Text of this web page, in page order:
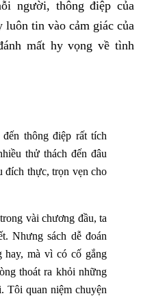
người, thông điệp của
luôn tin vào cảm giác của
mất hy vọng về tình
đến thông điệp rất tích
thử thách đến đâu
đích thực, trọn vẹn cho
vài chương đầu, ta
Nhưng sách dễ đoán
hay, mà vì có cố gắng
thoát ra khỏi những
Tôi quan niệm chuyện